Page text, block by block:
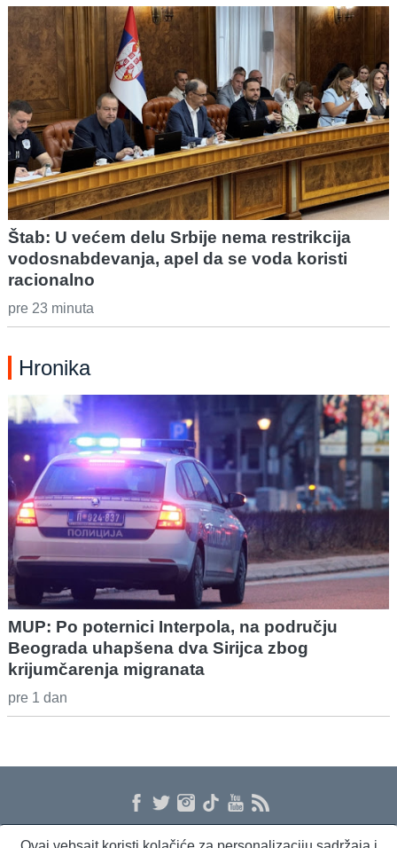
Štab: U većem delu Srbije nema restrikcija
vodosnabdevanja, apel da se voda koristi
racionalno
pre 23 minuta
Hronika
MUP: Po poternici Interpola, na području
Beograda uhapšena dva Sirijca zbog
krijumčarenja migranata
pre 1 dan